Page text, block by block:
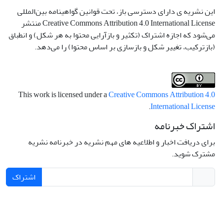
این نشریه ی دارای دسترسی باز، تحت قوانین گواهینامه بین‌المللی
Creative Commons Attribution 4.0 International License منتشر
می‌شود که اجازه اشتراک (تکثیر و بازآرایی محتوا به هر شکل) و انطباق
(بازترکیب، تغییر شکل و بازسازی بر اساس محتوا) را می‌دهد.
This work is licensed under aCreative Commons Attribution 4.0
International License
.
اشتراک خبرنامه
برای دریافت اخبار و اطلاعیه های مهم نشریه در خبرنامه نشریه
مشترک شوید.
اشتراک